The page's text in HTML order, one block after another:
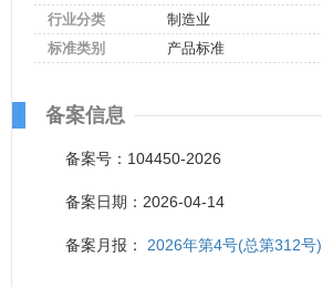
行业分类
制造业
标准类别
产品标准
备案信息
备案号：104450-2026
备案日期：2026-04-14
备案月报： 2026年第4号(总第312号)